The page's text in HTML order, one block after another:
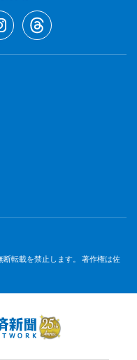
転載を禁止します。 著作権は佐